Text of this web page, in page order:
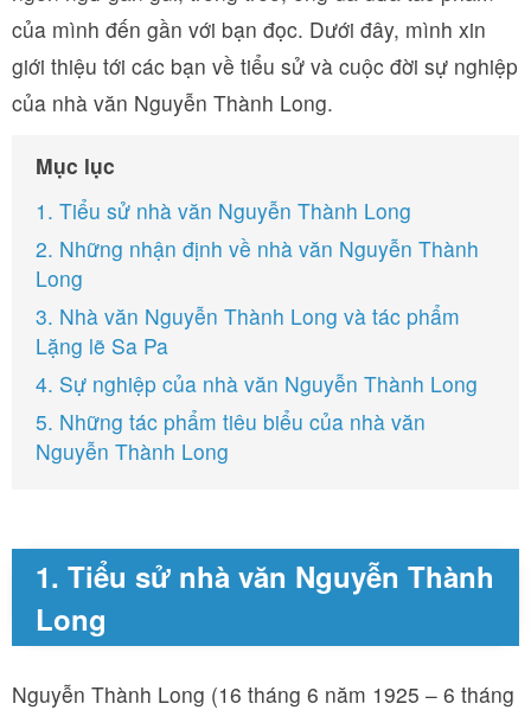
của mình đến gần với bạn đọc. Dưới đây, mình xin
giới thiệu tới các bạn về tiểu sử và cuộc đời sự nghiệp
của nhà văn Nguyễn Thành Long.
Mục lục
1. Tiểu sử nhà văn Nguyễn Thành Long
2. Những nhận định về nhà văn Nguyễn Thành
Long
3. Nhà văn Nguyễn Thành Long và tác phẩm
Lặng lẽ Sa Pa
4. Sự nghiệp của nhà văn Nguyễn Thành Long
5. Những tác phẩm tiêu biểu của nhà văn
Nguyễn Thành Long
1. Tiểu sử nhà văn Nguyễn Thành
Long
Nguyễn Thành Long (16 tháng 6 năm 1925 – 6 tháng